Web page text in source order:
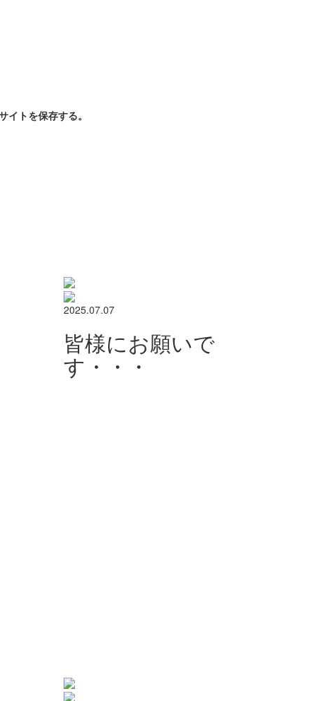
トを保存する。
2025.07.07
皆様にお願いで
す・・・